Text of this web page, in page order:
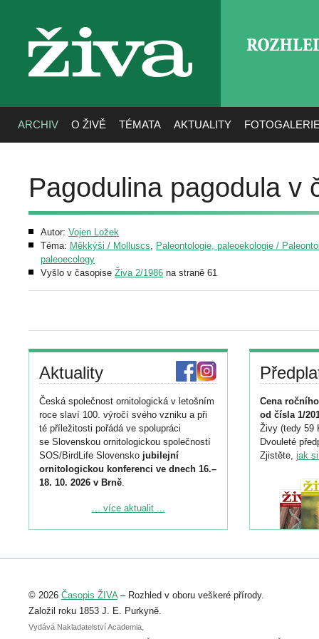
živa
ARCHIV O ŽIVĚ TÉMATA AKTUALITY
Pagodulina pagodula v
Autor: Vojen Ložek
Téma: Měkkýši / Molluscs, Paleontologie, paleoekologie /
paleoecology
Vyšlo v časopise Živa 2/1986 na straně 61
Aktuality
Česká společnost ornitologická v letošním
roce slaví 100. výročí svého vzniku a při
té příležitosti pořádá ve spolupráci
se Slovenskou ornitologickou společností
SOS/BirdLife Slovensko jubilejní
ornitologickou konferenci ve dnech 16.–
18. 10. 2026 v Brně.
Podrobnější informace ke konferenci
Registrovat se můžete do 6. září.
abstraktu přihlášené přednášky nebo
posteru je už 30. června.
... více aktualit ...
Cena
od čísla 1/
Živy (tedy 59
Dvouleté
Zjistěte, jak
© 2026 Časopis ŽIVA– Rozhled v oboru veškeré přírody.
Založil roku 1853 J. E. Purkyně.
Vydává Nakladatelství Academia,